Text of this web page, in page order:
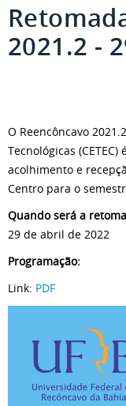
2021.2 -
O Reencôncavo
Tecnológicas
acolhimento e
Centro para o
Quando será a
29 de abril de 2022
Programação:
Link: PDF